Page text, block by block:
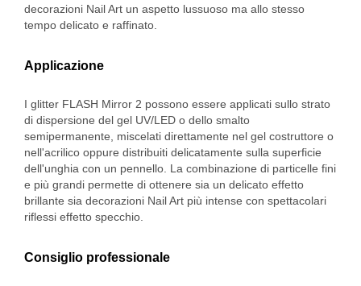
decorazioni Nail Art un aspetto lussuoso ma allo stesso
tempo delicato e raffinato.
Applicazione
I glitter FLASH Mirror 2 possono essere applicati sullo strato
di dispersione del gel UV/LED o dello smalto
semipermanente, miscelati direttamente nel gel costruttore o
nell'acrilico oppure distribuiti delicatamente sulla superficie
dell'unghia con un pennello. La combinazione di particelle fini
e più grandi permette di ottenere sia un delicato effetto
brillante sia decorazioni Nail Art più intense con spettacolari
riflessi effetto specchio.
Consiglio professionale